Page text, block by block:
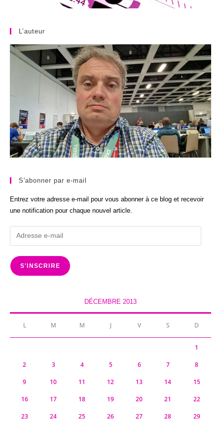
L’auteur
S'abonner par e-mail
Entrez votre adresse e-mail pour vous abonner à ce blog et recevoir
une notification pour chaque nouvel article.
Adresse
e-
mail
S'INSCRIRE
DÉCEMBRE 2013
L M M J V S D
1
2 3 4 5 6 7 8
9 10 11 12 13 14 15
16 17 18 19 20 21 22
23 24 25 26 27 28 29